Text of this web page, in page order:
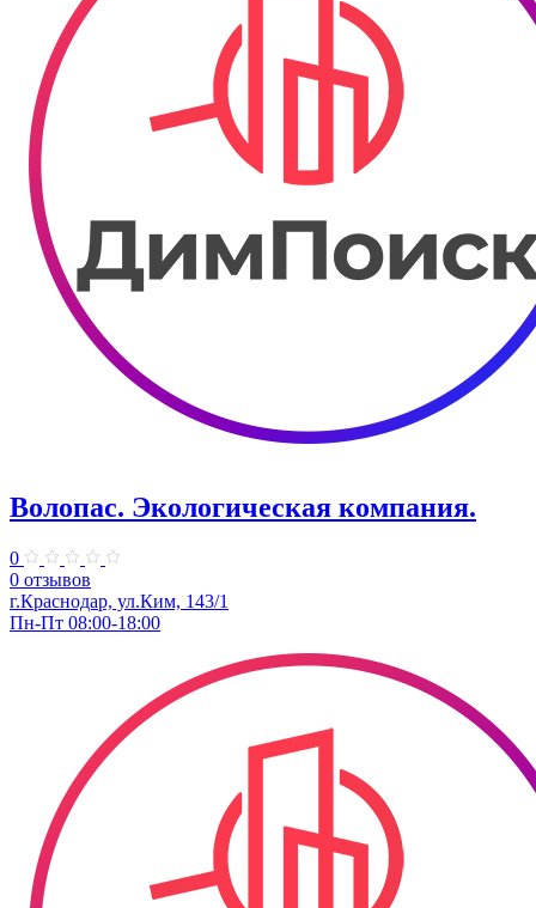
Волопас. Экологическая компания.
0
0 отзывов
г.Краснодар, ул.Ким, 143/1
Пн-Пт 08:00-18:00